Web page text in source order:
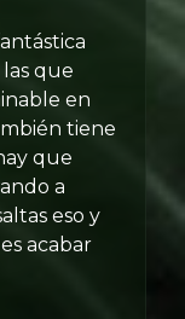
que
en
tiene
que
a
eso y
acabar